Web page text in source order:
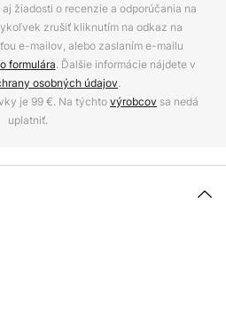
žiadosti o recenzie a odporúčania na
zrušiť kliknutím na odkaz na
e-mailov, alebo zaslaním e-mailu
formulára. Ďalšie informácie nájdete v
osobných údajov.
je 99 €. Na týchtovýrobcov sa nedá
uplatniť.